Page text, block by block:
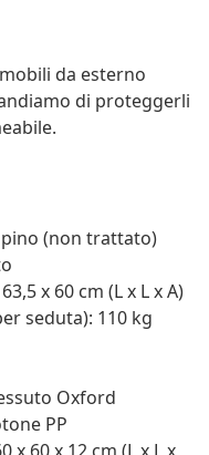
da esterno
di proteggerli
(non trattato)
x 60 cm (L x L x A)
seduta): 110 kg
Oxford
PP